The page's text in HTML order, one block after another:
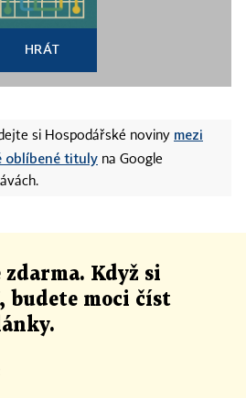
HRÁT
si Hospodářské noviny mezi
oblíbené tituly na Google
zdarma. Když si
budete moci číst
.